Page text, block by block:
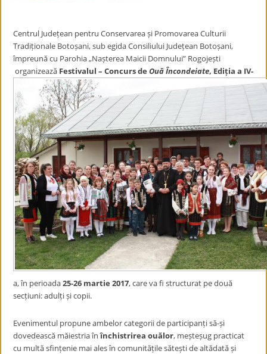
Centrul Județean pentru Conservareași Promovarea Culturii
Tradiționale Botoșani, sub egida Consiliului Județean Botoșani,
împreună cu Parohia „Nașterea Maicii Domnului” Rogojești
organizează Festivalul – Concurs de Ouă Încondeiate, Ediția a IV-
a, în perioada25-26 martie 2017, care va fi structurat pe două
secțiuni: adulți și copii.
Evenimentul propune ambelor categorii de participanți să-și
dovedească măiestria înînchistrirea ouălor, meșteșug practicat
cu multă sfințenie mai ales în comunitățile sătești de altădată și